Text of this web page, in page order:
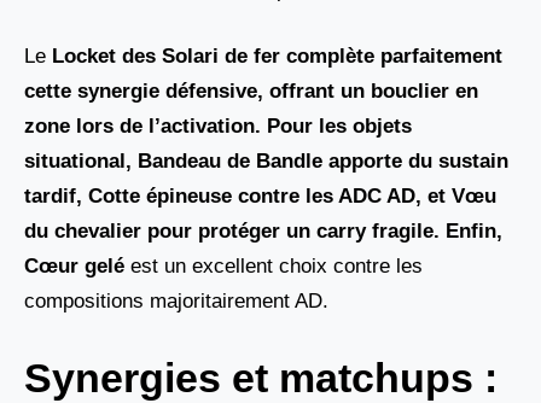
Le Locket des Solari de fer complète parfaitement
cette synergie défensive, offrant un bouclier en
zone lors de l’activation. Pour les objets
situational, Bandeau de Bandle apporte du sustain
tardif, Cotte épineuse contre les ADC AD, et Vœu
du chevalier pour protéger un carry fragile. Enfin,
Cœur gelé est un excellent choix contre les
compositions majoritairement AD.
Synergies et matchups :